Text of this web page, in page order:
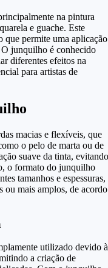
na pintura
e guache. Este
que permite uma aplicação
junquilho é conhecido
diferentes efeitos na
para artistas de
macias e flexíveis, que
o pelo de marta ou de
suave da tinta, evitando
o formato do junquilho
tamanhos e espessuras,
ou mais amplos, de acordo
utilizado devido à
a criação de